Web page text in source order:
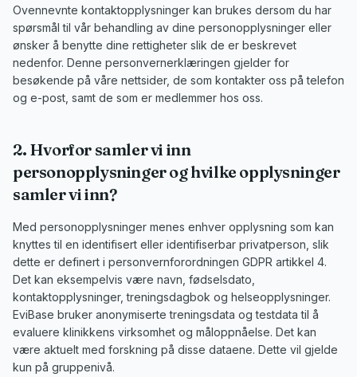
Ovennevnte kontaktopplysninger kan brukes dersom du har
spørsmål til vår behandling av dine personopplysninger eller
ønsker å benytte dine rettigheter slik de er beskrevet
nedenfor. Denne personvernerklæringen gjelder for
besøkende på våre nettsider, de som kontakter oss på telefon
og e-post, samt de som er medlemmer hos oss.
2. Hvorfor samler vi inn
personopplysninger og hvilke opplysninger
samler vi inn?
Med personopplysninger menes enhver opplysning som kan
knyttes til en identifisert eller identifiserbar privatperson, slik
dette er definert i personvernforordningen GDPR artikkel 4.
Det kan eksempelvis være navn, fødselsdato,
kontaktopplysninger, treningsdagbok og helseopplysninger.
EviBase bruker anonymiserte treningsdata og testdata til å
evaluere klinikkens virksomhet og måloppnåelse. Det kan
være aktuelt med forskning på disse dataene. Dette vil gjelde
kun på gruppenivå.